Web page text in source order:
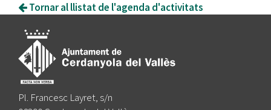
Tornar al llistat de l'agenda d'activitats
Pl. Francesc Layret, s/n